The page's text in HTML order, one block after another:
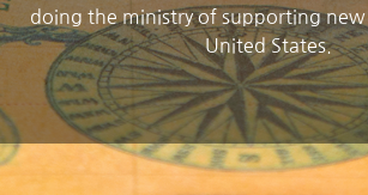
doing the ministry of supporting new
United States.